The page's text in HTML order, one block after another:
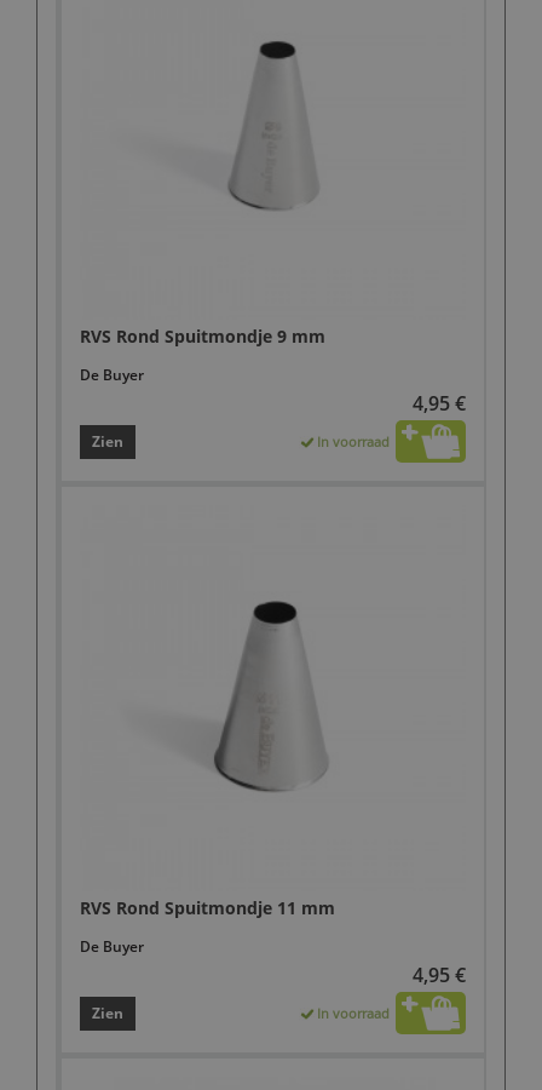
RVS Rond Spuitmondje 9 mm
De Buyer
4,95 €
Zien In voorraad
RVS Rond Spuitmondje 11 mm
De Buyer
4,95 €
Zien In voorraad